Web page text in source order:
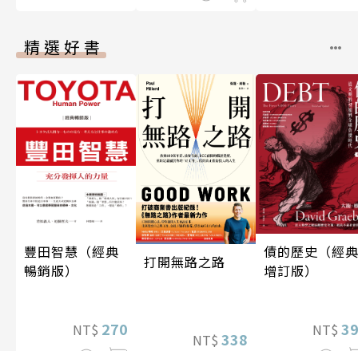
精選好書
豐田智慧（經典
暢銷版）
NT$ 270
打開無路之路
NT$ 338
債的歷史（經典
增訂版）
NT$